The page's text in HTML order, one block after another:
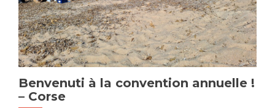
Benvenuti à la convention annuelle !
– Corse